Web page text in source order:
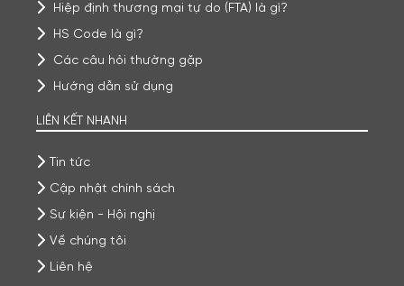
Hiệp định thương mại tự do (FTA) là gì?
HS Code là gì?
Các câu hỏi thường gặp
Hướng dẫn sử dụng
LIÊN KẾT NHANH
Tin tức
Cập nhật chính sách
Sự kiện - Hội nghị
Về chúng tôi
Liên hệ